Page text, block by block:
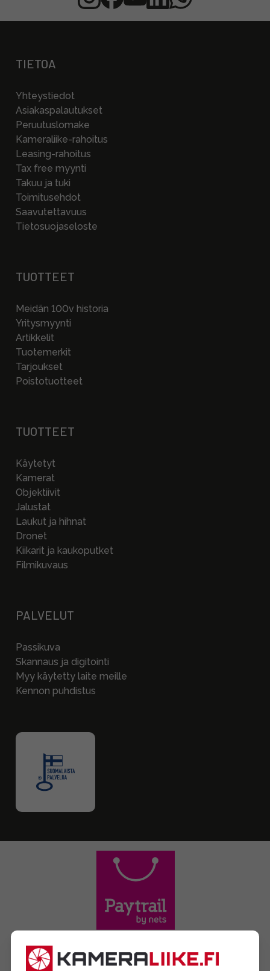
TIETOA
Yhteystiedot
Asiakaspalautukset
Peruutuslomake
Kameraliike-rahoitus
Leasing-rahoitus
Tax free myynti
Takuu ja tuki
Toimitusehdot
Saavutettavuus
Tietosuojaseloste
TUOTTEET
Meidän 100v historia
Yritysmyynti
Artikkelit
Tuotemerkit
Tarjoukset
Poistotuotteet
TUOTTEET
Käytetyt
Kamerat
Objektiivit
Jalustat
Laukut ja hihnat
Dronet
Kiikarit ja kaukoputket
Filmikuvaus
PALVELUT
Passikuva
Skannaus ja digitointi
Myy käytetty laite meille
Kennon puhdistus